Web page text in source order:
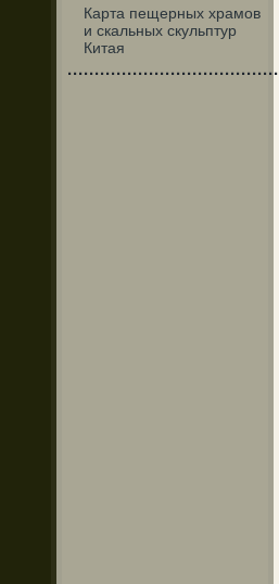
Карта пещерных храмов
и скальных скульптур
Китая
·······································